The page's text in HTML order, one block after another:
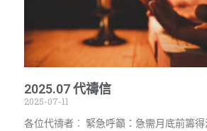
2025.07 代禱信
2025-07-11
各位代禱者︰ 緊急呼籲：急需月底前籌得